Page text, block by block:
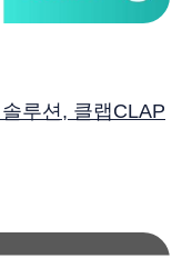
루션, 클랩CLAP